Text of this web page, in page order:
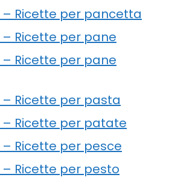
– Ricette per pancetta
Ricette per pane
Ricette per pane
Ricette per pasta
– Ricette per patate
Ricette per pesce
Ricette per pesto